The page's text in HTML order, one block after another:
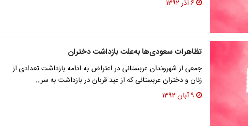
۶ آذر ۱۳۹۲
تظاهرات سعودی‌ها به‌علت بازداشت دختران
جمعی از شهروندان عربستانی در اعتراض به ادامه بازداشت تعدادی از
زنان و دختران عربستانی که از عید قربان در بازداشت به سر…
۹ آبان ۱۳۹۲